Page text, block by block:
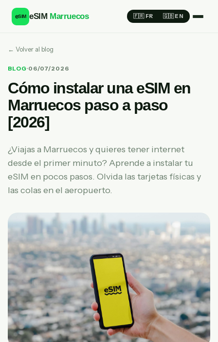
eSIM eSIM Marruecos 🇫🇷 FR 🇬🇧 EN
← Volver al blog
BLOG·06/07/2026
Cómo instalar una eSIM en
Marruecos paso a paso
[2026]
¿Viajas a Marruecos y quieres tener internet
desde el primer minuto? Aprende a instalar tu
eSIM en pocos pasos. Olvida las tarjetas físicas y
las colas en el aeropuerto.